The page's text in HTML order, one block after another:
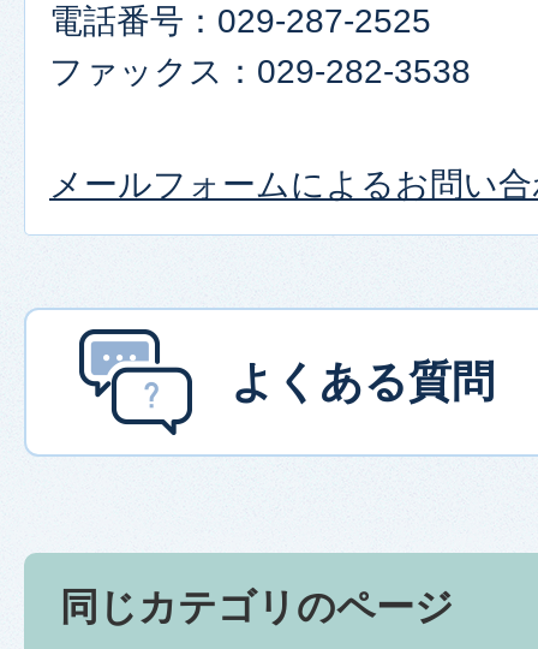
電話番号：029-287-2525
ファックス：029-282-3538
メールフォームによるお問い
よくある質問
同じカテゴリのページ